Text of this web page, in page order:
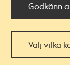
Godkänn
Välj vilka